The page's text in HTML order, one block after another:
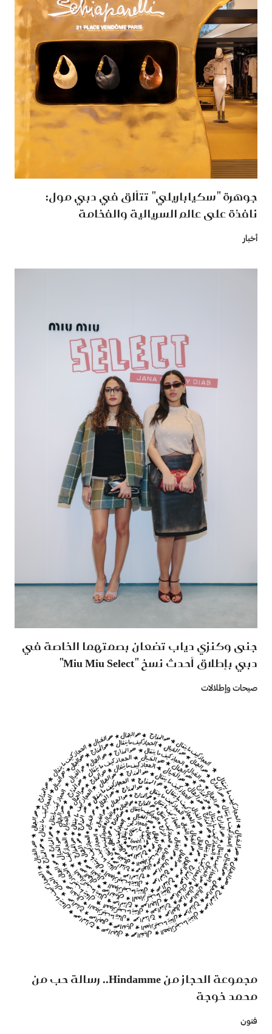
جوهرة "سكياباريلي" تتألق في دبي مول:
نافذة على عالم السريالية والفخامة
أخبار
جنى وكنزي دياب تضعان بصمتهما الخاصة في
دبي بإطلاق أحدث نسخ "Miu Miu Select"
صيحات وإطلالات
مجموعة الحجاز من Hindamme.. رسالة حب من
محمد خوجة
فنون